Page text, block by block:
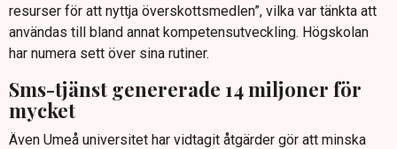
resurser för att nyttja överskottsmedlen”, vilka var tänkta att
användas till bland annat kompetensutveckling. Högskolan
har numera sett över sina rutiner.
Sms-tjänst genererade 14 miljoner för
mycket
Även Umeå universitet har vidtagit åtgärder gör att minska